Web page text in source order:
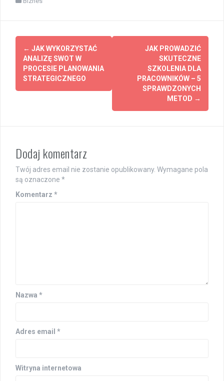
Post
navigation
← JAK WYKORZYSTAĆ
ANALIZĘ SWOT W
PROCESIE PLANOWANIA
STRATEGICZNEGO
JAK PROWADZIĆ
SKUTECZNE
SZKOLENIA DLA
PRACOWNIKÓW – 5
SPRAWDZONYCH
METOD →
Dodaj komentarz
Twój adres email nie zostanie opublikowany. Wymagane pola
są oznaczone *
Komentarz *
Nazwa *
Adres email *
Witryna internetowa